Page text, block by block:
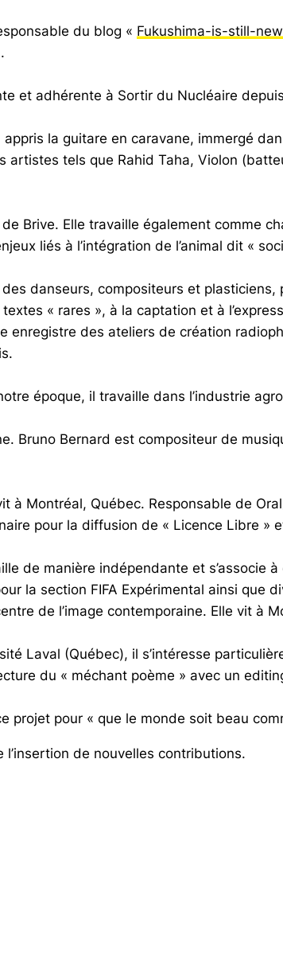
du blog « Fukushima-is-still-
et adhérente à Sortir du Nucléaire
la guitare en caravane, immergé
tels que Rahid Taha, Violon
Brive. Elle travaille également comme
liés à l’intégration de l’animal dit «
danseurs, compositeurs et
« rares », à la captation et à
enregistre des ateliers de création
époque, il travaille dans l’industrie
Bruno Bernard est compositeur de
à Montréal, Québec. Responsable de
pour la diffusion de « Licence Libre »
de manière indépendante et s’associe
la section FIFA Expérimental ainsi
de l’image contemporaine. Elle vit à
Laval (Québec), il s’intéresse
du « méchant poème » avec un
pour « que le monde soit beau
de nouvelles contributions.